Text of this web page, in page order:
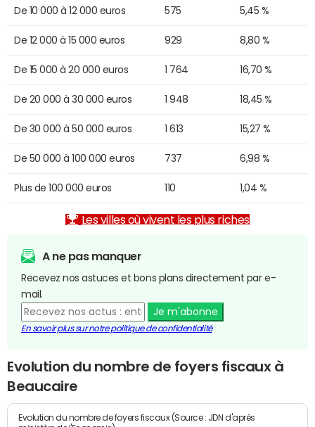
De 10 000 à 12 000 euros 575 5,45 %
De 12 000 à 15 000 euros 929 8,80 %
De 15 000 à 20 000 euros 1 764 16,70 %
De 20 000 à 30 000 euros 1 948 18,45 %
De 30 000 à 50 000 euros 1 613 15,27 %
De 50 000 à 100 000 euros 737 6,98 %
Plus de 100 000 euros 110 1,04 %
Les villes où vivent les plus riches
A ne pas manquer
Recevez nos astuces et bons plans directement par e-
mail.
Je m'abonne
En savoir plus sur notre politique de confidentialité
Evolution du nombre de foyers fiscaux à
Beaucaire
Evolution du nombre de foyers fiscaux (Source : JDN d'après